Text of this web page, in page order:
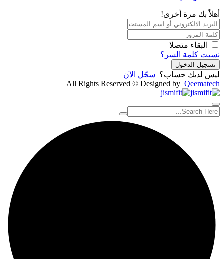
أهلاً بك مرة أخرى!
البقاء متصلا
نسيت كلمة السر؟
تسجيل الدخول
ليس لديك حساب؟ سجّل الآن
All Rights Reserved © Designed by Qeematech